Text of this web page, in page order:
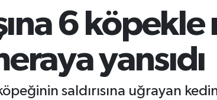
6
yansıdı
saldırısına uğrayan